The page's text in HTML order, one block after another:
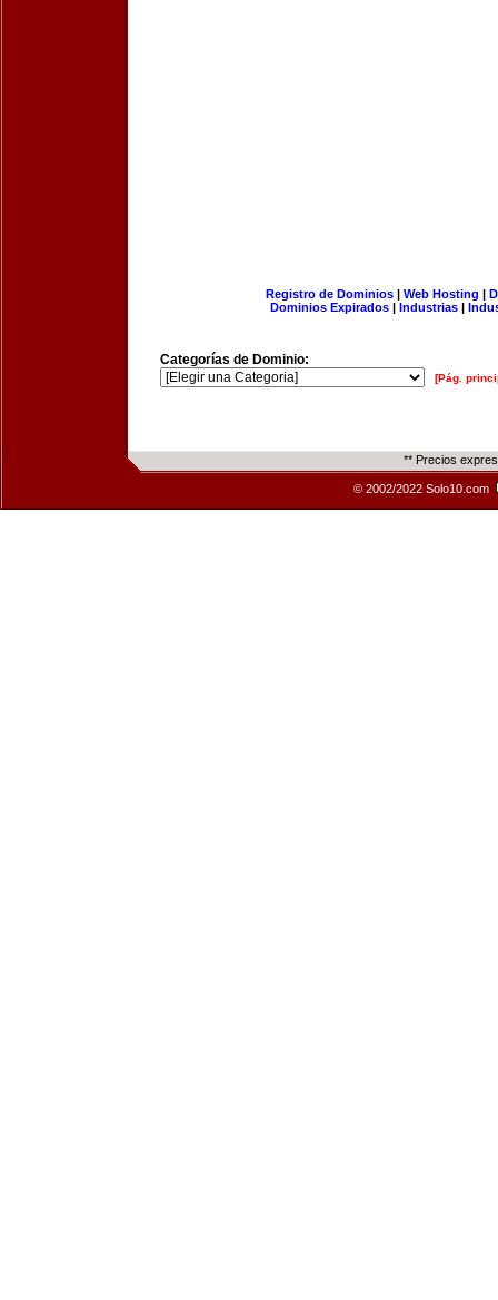
Registro de Dominios| Web Hosting |
Dominios Expirados | Industrias |
Categorías de Dominio:
[Pág.
** Precios
© 2002/2022 Solo10.com